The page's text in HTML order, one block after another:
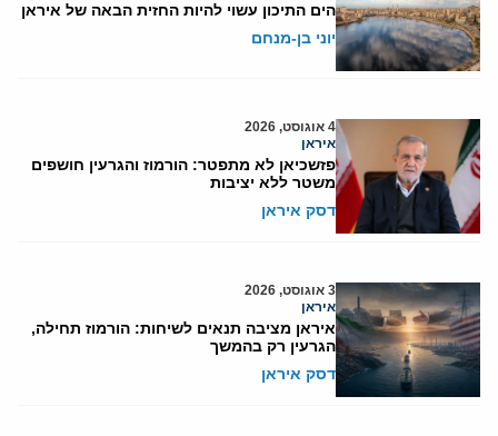
הים התיכון עשוי להיות החזית הבאה של איראן
יוני בן-מנחם
4 אוגוסט, 2026
איראן
פזשכיאן לא מתפטר: הורמוז והגרעין חושפים
משטר ללא יציבות
דסק איראן
3 אוגוסט, 2026
איראן
איראן מציבה תנאים לשיחות: הורמוז תחילה,
הגרעין רק בהמשך
דסק איראן